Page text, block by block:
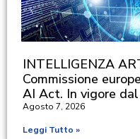
INTELLIGENZA
Commissione
AI Act. In vigore
Agosto 7, 2026
Leggi Tutto »